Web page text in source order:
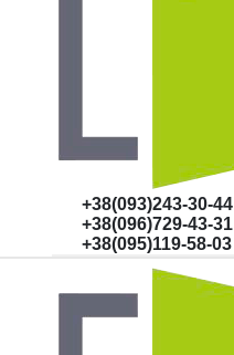
+38(093)243-30-44
+38(096)729-43-31
+38(095)119-58-03